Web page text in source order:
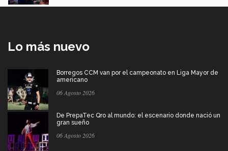
Lo más nuevo
Borregos CCM van por el campeonato en Liga Mayor de
americano
06 Agosto 2026
De PrepaTec Qro al mundo: el escenario donde nació un
gran sueño
06 Agosto 2026